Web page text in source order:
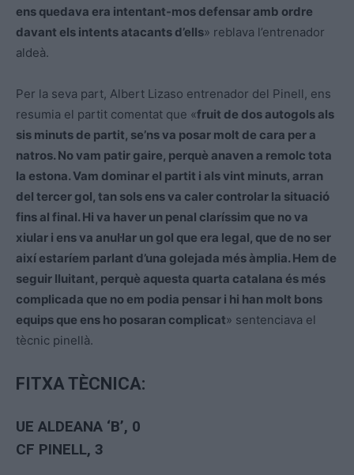
ens quedava era intentant-mos defensar amb ordre
davant els intents atacants d’ells» reblava l’entrenador
aldeà.
Per la seva part, Albert Lizaso entrenador del Pinell, ens
resumia el partit comentat que «fruit de dos autogols als
sis minuts de partit, se’ns va posar molt de cara per a
natros. No vam patir gaire, perquè anaven a remolc tota
la estona. Vam dominar el partit i als vint minuts, arran
del tercer gol, tan sols ens va caler controlar la situació
fins al final. Hi va haver un penal claríssim que no va
xiular i ens va anul·lar un gol que era legal, que de no ser
així estaríem parlant d’una golejada més àmplia. Hem de
seguir lluitant, perquè aquesta quarta catalana és més
complicada que no em podia pensar i hi han molt bons
equips que ens ho posaran complicat» sentenciava el
tècnic pinellà.
FITXA TÈCNICA:
UE ALDEANA ‘B’, 0
CF PINELL, 3